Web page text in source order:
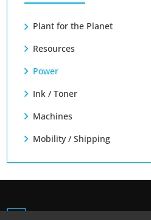
Plant for the Planet
Resources
Power
Ink / Toner
Machines
Mobility / Shipping